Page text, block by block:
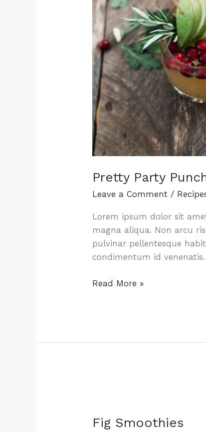
Pretty Party
Leave a Comment /
Lorem ipsum dolor sit
magna aliqua. Non arcu
pulvinar pellentesque
condimentum id
Pretty
Read More »
Fig Smoothies